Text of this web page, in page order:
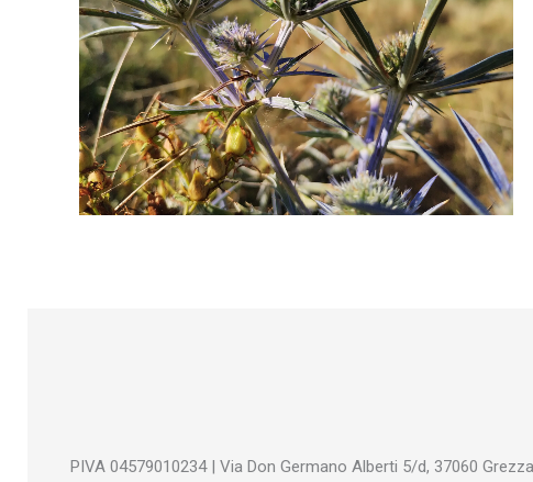
PIVA 04579010234 | Via Don Germano Alberti 5/d, 37060